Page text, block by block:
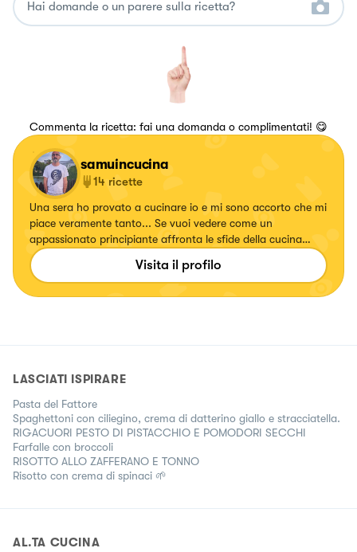
Commenta la ricetta: fai una domanda o complimentati! 😋
samuincucina
14 ricette
Una sera ho provato a cucinare io e mi sono accorto che mi
piace veramente tanto... Se vuoi vedere come un
appassionato principiante affronta le sfide della cucina
seguimi...
Visita il profilo
LASCIATI ISPIRARE
Pasta del Fattore
Spaghettoni con ciliegino, crema di datterino giallo e stracciatella.
RIGACUORI PESTO DI PISTACCHIO E POMODORI SECCHI
Farfalle con broccoli
RISOTTO ALLO ZAFFERANO E TONNO
Risotto con crema di spinaci 🌱
AL.TA CUCINA